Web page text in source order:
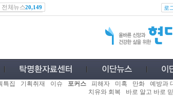
전체뉴스20,149 로
특집 기획취재 이슈 포커스 피해자 미혹 만화 예방과
치유와 회복
바로 알고 바로